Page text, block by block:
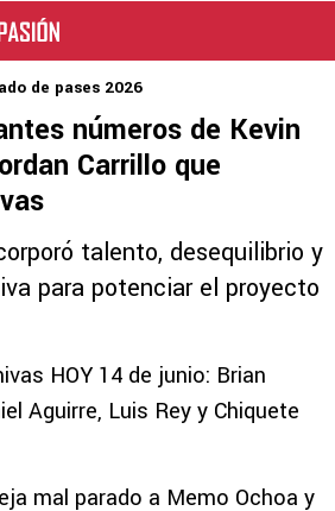
de pases 2026
números de Kevin
Carrillo que
talento, desequilibrio y
para potenciar el proyecto
HOY 14 de junio: Brian
Aguirre, Luis Rey y Chiquete
mal parado a Memo Ochoa y